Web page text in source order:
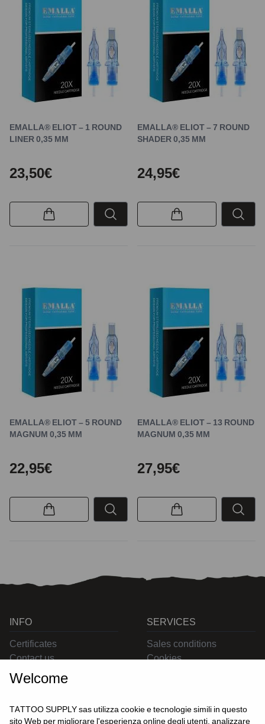
EMALLA® ELIOT – 1 ROUND
LINER 0,35 MM
23,50€
EMALLA® ELIOT – 7 ROUND
SHADER 0,35 MM
24,95€
EMALLA® ELIOT – 5 ROUND
MAGNUM 0,35 MM
22,95€
EMALLA® ELIOT – 13 ROUND
MAGNUM 0,35 MM
27,95€
INFO
Certificates
Contact us
SERVICES
Sales conditions
Cookies
Welcome
TATTOO SUPPLY sas utilizza cookie e tecnologie simili in questo
sito Web per migliorare l'esperienza online degli utenti, analizzare